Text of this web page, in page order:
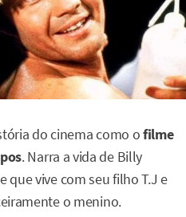
do cinema como ofilme
. Narra a vida de Billy
que vive com seu filho T.J e
o menino.